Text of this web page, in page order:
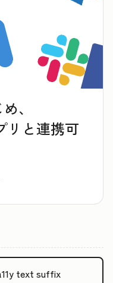
、
リと連携可
text suffix